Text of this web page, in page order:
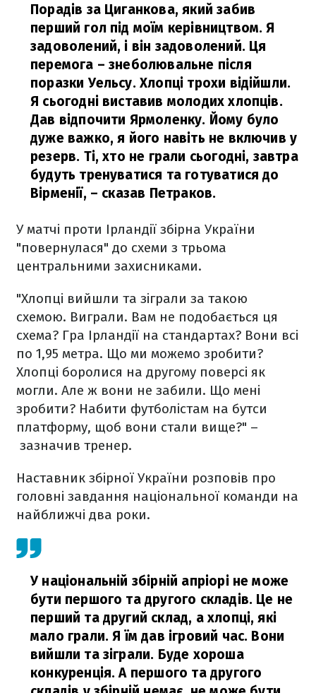
Порадів за Циганкова, який забив
перший гол під моїм керівництвом. Я
задоволений, і він задоволений. Ця
перемога – знеболювальне після
поразки Уельсу. Хлопці трохи відійшли.
Я сьогодні виставив молодих хлопців.
Дав відпочити Ярмоленку. Йому було
дуже важко, я його навіть не включив у
резерв. Ті, хто не грали сьогодні, завтра
будуть тренуватися та готуватися до
Вірменії, – сказав Петраков.
У матчі проти Ірландії збірна України
"повернулася" до схеми з трьома
центральними захисниками.
"Хлопці вийшли та зіграли за такою
схемою. Виграли. Вам не подобається ця
схема? Гра Ірландії на стандартах? Вони всі
по 1,95 метра. Що ми можемо зробити?
Хлопці боролися на другому поверсі як
могли. Але ж вони не забили. Що мені
зробити? Набити футболістам на бутси
платформу, щоб вони стали вище?" –
зазначив тренер.
Наставник збірної України розповів про
головні завдання національної команди на
найближчі два роки.
У національній збірній апріорі не може
бути першого та другого складів. Це не
перший та другий склад, а хлопці, які
мало грали. Я їм дав ігровий час. Вони
вийшли та зіграли. Буде хороша
конкуренція. А першого та другого